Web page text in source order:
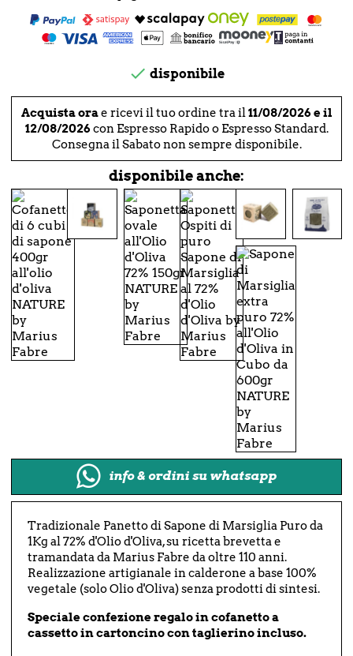
 disponibile
Acquista orae ricevi il tuo ordine tra il11/08/2026 e il
12/08/2026con Espresso Rapido o Espresso Standard.
Consegna il Sabato non sempre disponibile.
disponibile anche:
info & ordini su whatsapp
Tradizionale Panetto di Sapone di Marsiglia Puro da
1Kg al 72% d'Olio d'Oliva, su ricetta brevetta e
tramandata da Marius Fabre da oltre 110 anni.
Realizzazione artigianale in calderone a base 100%
vegetale (solo Olio d'Oliva) senza prodotti di sintesi.
Speciale confezione regalo in cofanetto a
cassetto in cartoncino con taglierino incluso.